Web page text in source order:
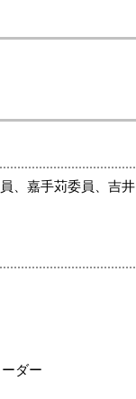
、嘉手苅委員、吉井
ダー